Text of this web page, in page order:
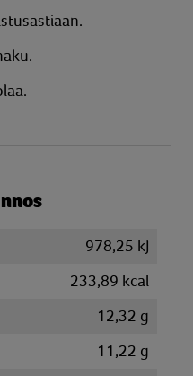
978,25 kJ
233,89 kcal
12,32 g
11,22 g